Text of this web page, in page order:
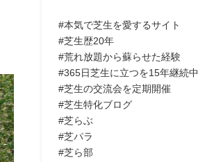
#本気で芝生を愛するサイト
#芝生歴20年
#荒れ放題から蘇らせた経験
#365日芝生に立つを15年継続中
#芝生の交流会を定期開催
#芝生特化ブログ
#芝らぶ
#芝パラ
#芝ら部